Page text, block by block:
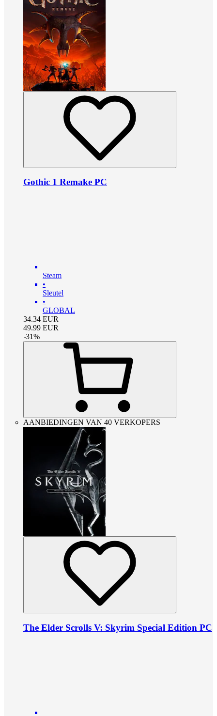
Gothic 1 Remake PC
Steam
•
Sleutel
•
GLOBAL
34.34 EUR
49.99 EUR
-31%
AANBIEDINGEN VAN 40 VERKOPERS
The Elder Scrolls V: Skyrim Special Edition PC